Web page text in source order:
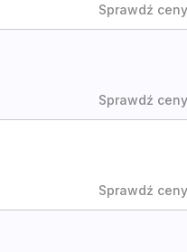
Sprawdź
Sprawdź
Sprawdź